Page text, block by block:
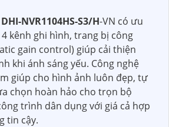
DHI-NVR1104HS-S3/H-VN có ưu
kênh ghi hình, trang bị công
gain control) giúp cải thiện
khi ánh sáng yếu. Công nghệ
giúp cho hình ảnh luôn đẹp, tự
chọn hoàn hảo cho trọn bộ
trình dân dụng với giá cả hợp
tin cậy.